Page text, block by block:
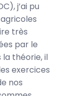
j’ai pu
très
par le
théorie, il
exercices
nos